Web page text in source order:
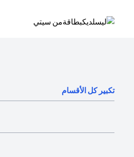
تكبير كل الأقسام